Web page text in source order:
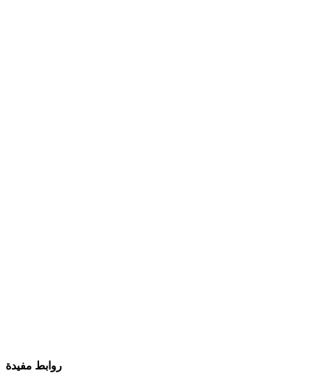
روابط مفيدة